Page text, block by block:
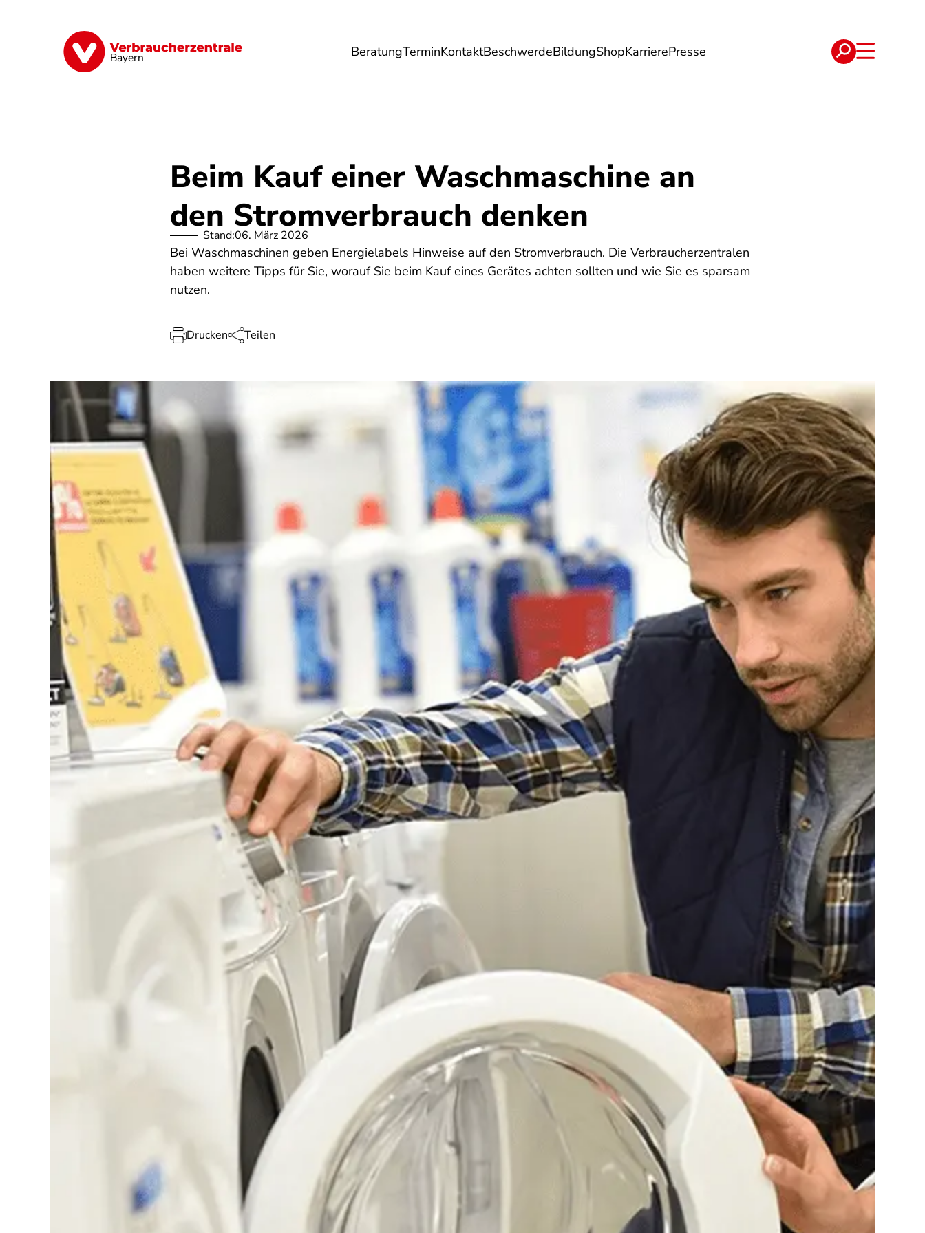
Bayern BeratungTerminKontaktBeschwerdeBildungShopKarrierePresse
Finanzen Digitales Lebensmittel Umwelt Gesundheit Energie Reise Verträge
Beim Kauf einer Waschmaschine an
den Stromverbrauch denken
Stand:06. März 2026
Bei Waschmaschinen geben Energielabels Hinweise auf den Stromverbrauch. Die Verbraucherzentralen
haben weitere Tipps für Sie, worauf Sie beim Kauf eines Gerätes achten sollten und wie Sie es sparsam
nutzen.
Drucken Teilen